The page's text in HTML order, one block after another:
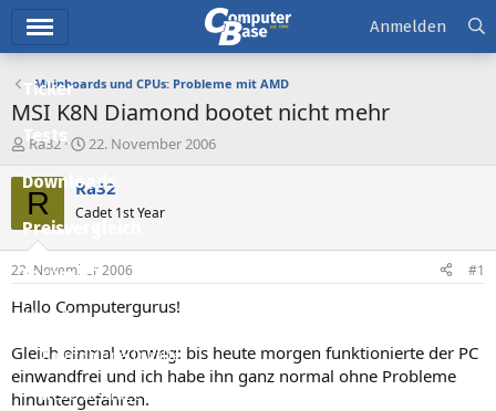
Ticker
Tests
Downloads
Preisvergleich
Forum
Aktuelles
Empfohlene Inhalte
Neue Beiträge
Anmelden
Mainboards und CPUs: Probleme mit AMD
MSI K8N Diamond bootet nicht mehr
E
s
t
e
e
r
Ra32
E
s
e
t
a
m
22. November 2006
R Ra32
Cadet 1st Year
22. November 2006 #1
Hallo Computergurus!
Gleich einmal vorweg: bis heute morgen funktionierte der PC
einwandfrei und ich habe ihn ganz normal ohne Probleme
hinuntergefahren.